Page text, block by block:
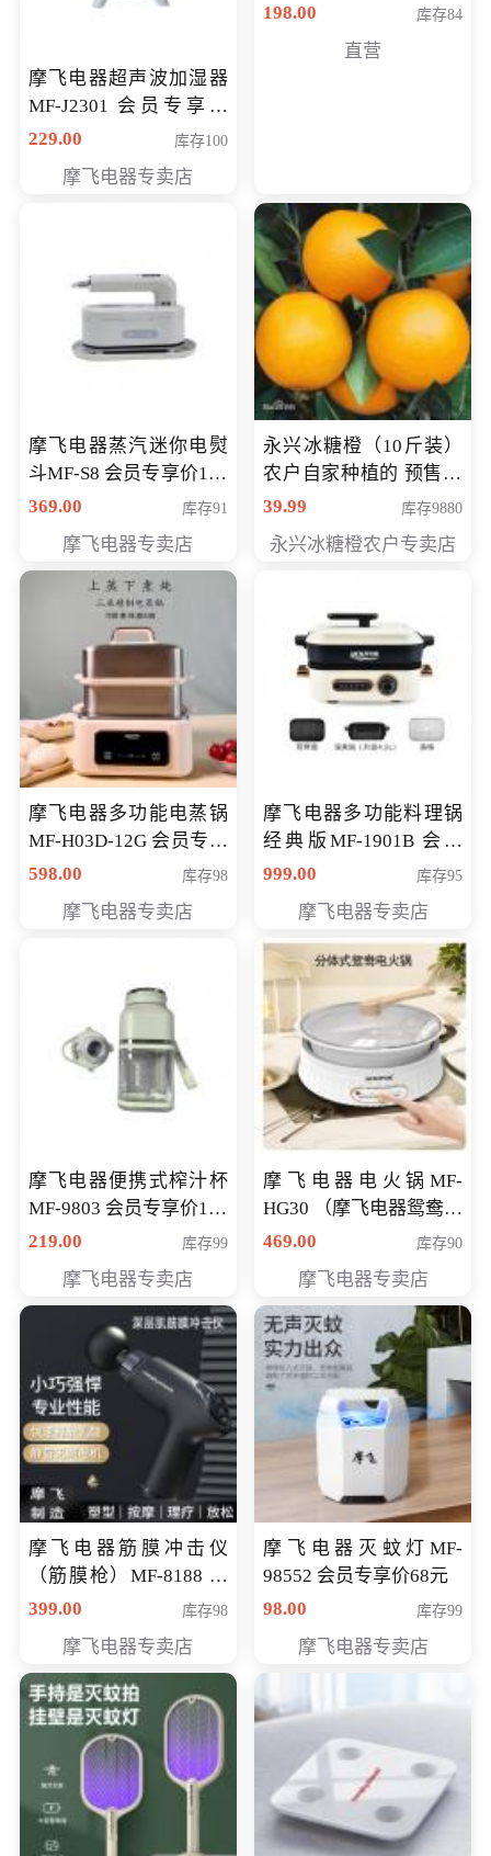
摩飞电器超声波加湿器
MF-J2301 会员专享价
168元
229.00 库存100
摩飞电器专卖店
198.00
库存84
直营
摩飞电器蒸汽迷你电熨
斗MF-S8 会员专享价168
元
369.00 库存91
摩飞电器专卖店
永兴冰糖橙（10斤装）
农户自家种植的 预售10
万斤 会员包邮专享价
39.99 库存9880
永兴冰糖橙农户专卖店
摩飞电器多功能电蒸锅
MF-H03D-12G 会员专享
价398元
598.00 库存98
摩飞电器专卖店
摩飞电器多功能料理锅
经典版MF-1901B 会员
专享价399元
999.00 库存95
摩飞电器专卖店
摩飞电器便携式榨汁杯
MF-9803 会员专享价138
元
219.00 库存99
摩飞电器专卖店
摩飞电器电火锅MF-
HG30 （摩飞电器鸳鸯锅
MF-HG30 ） 会员专享价
469.00 库存90
摩飞电器专卖店
摩飞电器筋膜冲击仪
（筋膜枪）MF-8188 会
员专享价268元
399.00 库存98
摩飞电器专卖店
摩飞电器灭蚊灯MF-
98552 会员专享价68元
98.00
库存99
摩飞电器专卖店